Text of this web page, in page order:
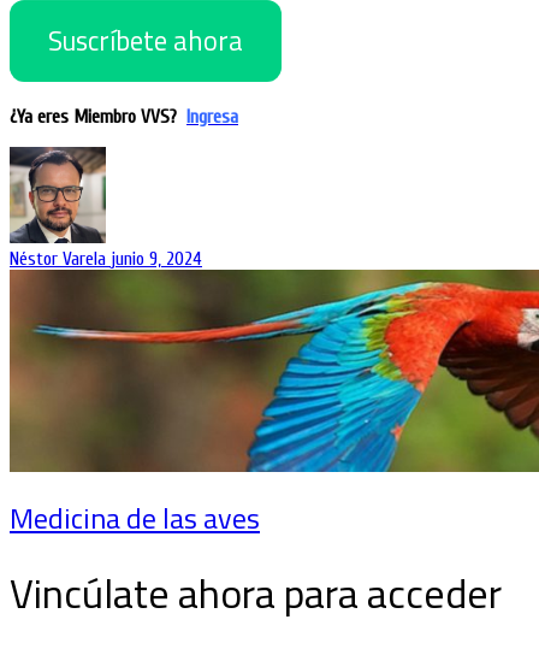
Suscríbete ahora
¿Ya eres Miembro VVS? Ingresa
Néstor Varela junio 9, 2024
Medicina de las aves
Vincúlate ahora para acceder